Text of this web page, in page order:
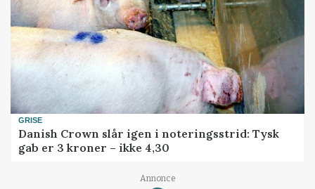
GRISE
Danish Crown slår igen i noteringsstrid: Tysk
gab er 3 kroner – ikke 4,30
Annonce